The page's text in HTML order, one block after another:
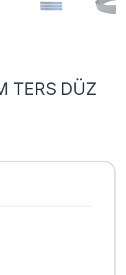
TERS DÜZ